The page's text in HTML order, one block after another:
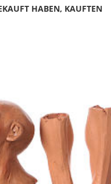
HABEN, KAUFTEN